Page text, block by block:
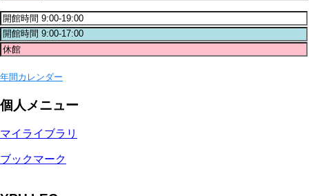
年間カレンダー
個人メニュー
マイライブラリ
ブックマーク